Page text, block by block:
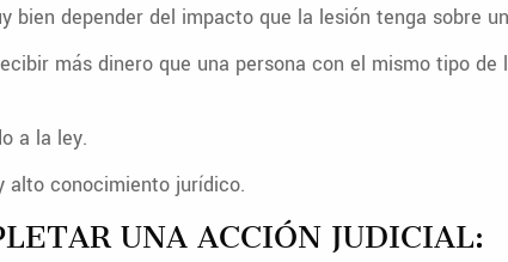
depender del impacto que la lesión tenga sobre
más dinero que una persona con el mismo tipo de
a la ley.
alto conocimiento jurídico.
UNA ACCIÓN JUDICIAL: